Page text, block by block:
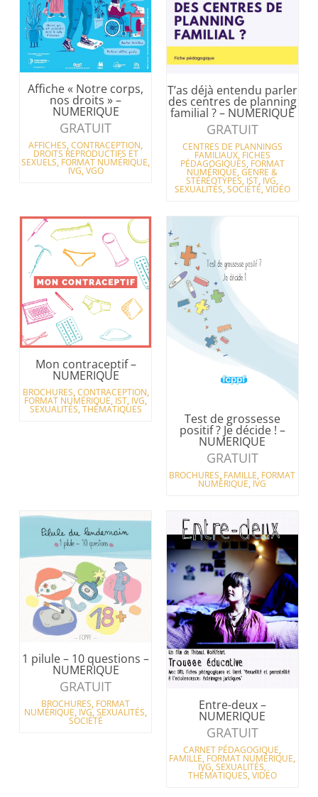
Affiche « Notre corps,
nos droits » –
NUMERIQUE
GRATUIT
AFFICHES,CONTRACEPTION,
DROITS REPRODUCTIFS ET
SEXUELS, FORMAT NUMÉRIQUE,
IVG,VGO
T’as déjà entendu parler
des centres de planning
familial ? – NUMERIQUE
GRATUIT
CENTRES DE PLANNINGS
FAMILIAUX, FICHES
PÉDAGOGIQUES, FORMAT
NUMÉRIQUE,GENRE &
STÉRÉOTYPES, IST, IVG,
SEXUALITÉS,SOCIÉTÉ,VIDÉO
Mon contraceptif –
NUMERIQUE
BROCHURES,CONTRACEPTION,
FORMAT NUMÉRIQUE, IST, IVG,
SEXUALITÉS,THÉMATIQUES
Test de grossesse
positif ? Je décide ! –
NUMERIQUE
GRATUIT
BROCHURES, FAMILLE, FORMAT
NUMÉRIQUE, IVG
1 pilule – 10 questions –
NUMERIQUE
GRATUIT
BROCHURES, FORMAT
NUMÉRIQUE, IVG,SEXUALITÉS,
SOCIÉTÉ
Entre-deux –
NUMERIQUE
GRATUIT
CARNET PÉDAGOGIQUE,
FAMILLE, FORMAT NUMÉRIQUE,
IVG,SEXUALITÉS,
THÉMATIQUES,VIDÉO